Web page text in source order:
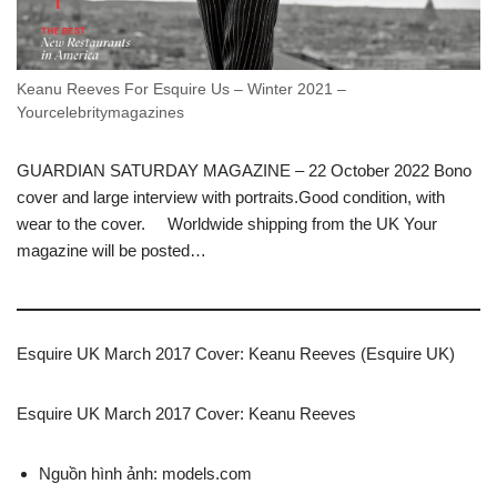
Keanu Reeves For Esquire Us – Winter 2021 –
Yourcelebritymagazines
GUARDIAN SATURDAY MAGAZINE – 22 October 2022 Bono
cover and large interview with portraits.Good condition, with
wear to the cover. Worldwide shipping from the UK Your
magazine will be posted…
Esquire UK March 2017 Cover: Keanu Reeves (Esquire UK)
Esquire UK March 2017 Cover: Keanu Reeves
Nguồn hình ảnh: models.com